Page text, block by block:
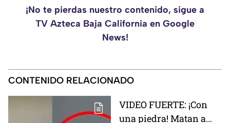
¡No te pierdas nuestro contenido, sigue a
TV Azteca Baja California en Google
News!
CONTENIDO RELACIONADO
VIDEO FUERTE: ¡Con
una piedra! Matan a